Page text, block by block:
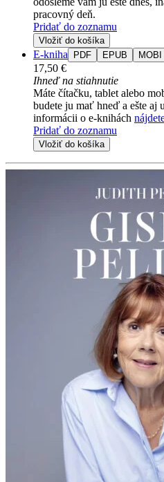
pracovný deň.
Pridať do zoznamu
Vložiť do košíka
E-kniha PDF EPUB MOBI
17,50 €
Ihneď na stiahnutie
Máte čítačku, tablet alebo
budete ju mať hneď a ešte aj
informácii o e-knihách
Pridať do zoznamu
Vložiť do košíka